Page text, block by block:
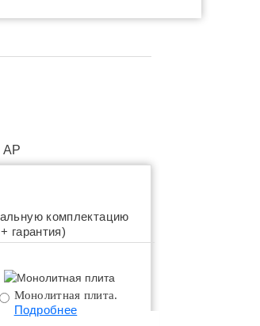
АР
+ 50 лет гарантии
комплектацию
гарантия)
Монолитная плита.
Подробнее